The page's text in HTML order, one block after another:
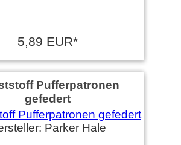
5,89 EUR*
Pufferpatronen
gefedert
Parker Hale